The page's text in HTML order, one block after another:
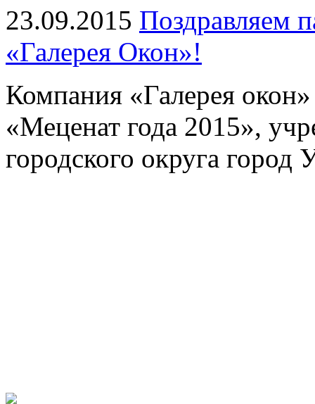
23.09.2015 Поздравляем
«Галерея Окон»!
Компания «Галерея
«Меценат года 2015»,
городского округа город